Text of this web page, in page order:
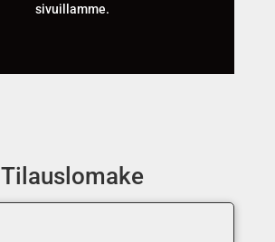
sivuillamme.
Tilauslomake